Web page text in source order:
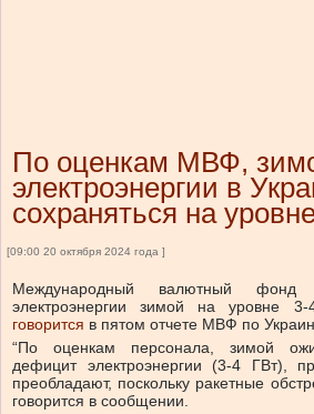
По оценкам МВФ,
электроэнергии в
сохраняться на
[09:00 20 октября 2024 года ]
Международный валютный фонд
электроэнергии зимой на уровне 3-4
говорится в пятом отчете МВФ по
“По оценкам персонала, зимой
дефицит электроэнергии (3-4 ГВт),
преобладают, поскольку ракетные
говорится в сообщении.